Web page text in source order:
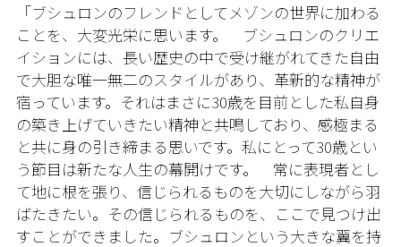
「ブシュロンのフレンドとしてメゾンの世界に加わる
ことを、大変光栄に思います。 ブシュロンのクリエ
イションには、長い歴史の中で受け継がれてきた自由
で大胆な唯一無二のスタイルがあり、革新的な精神が
宿っています。それはまさに30歳を目前とした私自身
の築き上げていきたい精神と共鳴しており、感極まる
と共に身の引き締まる思いです。私にとって30歳とい
う節目は新たな人生の幕開けです。 常に表現者とし
て地に根を張り、信じられるものを大切にしながら羽
ばたきたい。その信じられるものを、ここで見つけ出
すことができました。ブシュロンという大きな翼を持